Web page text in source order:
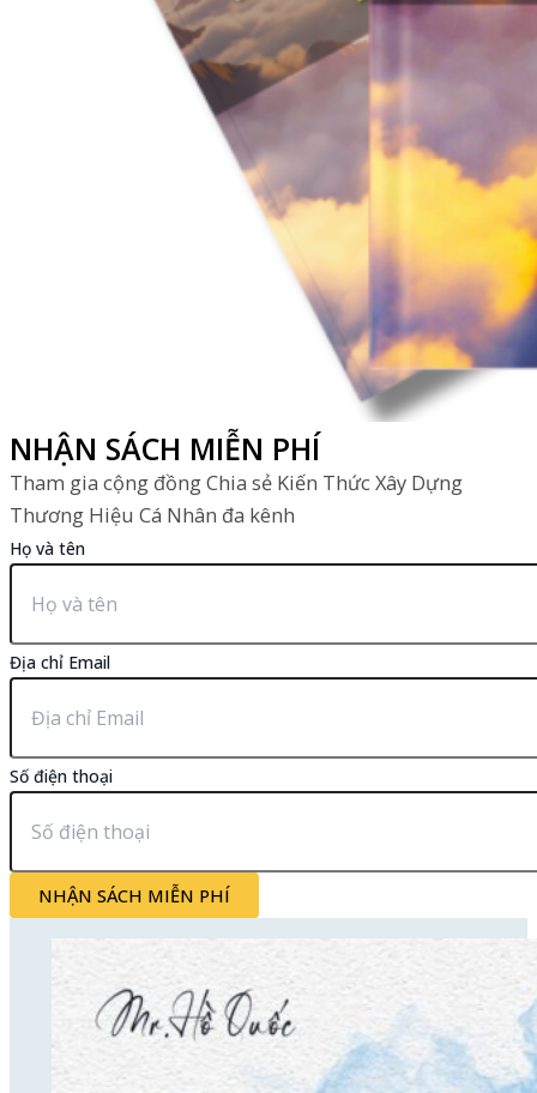
NHẬN SÁCH MIỄN PHÍ
Tham gia cộng đồng Chia sẻ Kiến Thức Xây Dựng
Thương Hiệu Cá Nhân đa kênh
Họ và tên
Địa chỉ Email
Số điện thoại
NHẬN SÁCH MIỄN PHÍ